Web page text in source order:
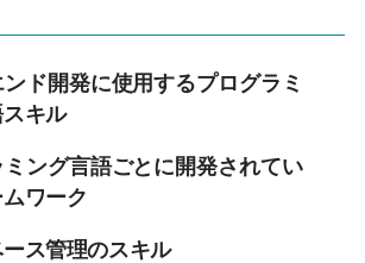
ド開発に使用するプログラミ
キル
ミング言語ごとに開発されてい
ワーク
ス管理のスキル